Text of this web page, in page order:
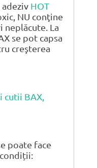
HOT
NU conţine
neplăcute. La
se pot capsa
creşterea
cutii BAX,
poate face